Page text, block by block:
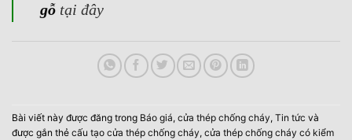
gỗ tại đây
Bài viết này được đăng trong Báo giá, cửa thép chống cháy, Tin tức và
được gắn thẻ cấu tạo cửa thép chống cháy, cửa thép chống cháy có kiểm